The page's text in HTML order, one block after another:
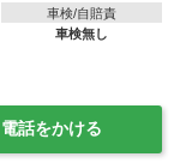
車検/自賠責
車検無し
電話をかける